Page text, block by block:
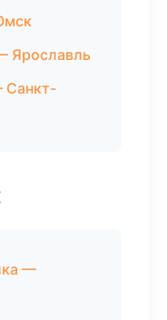
Ярославль
Санкт-
—